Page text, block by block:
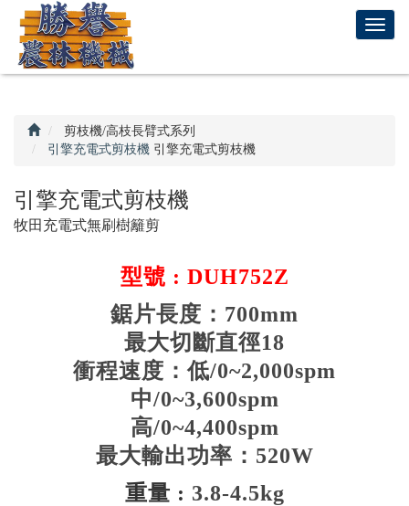
T
回
首
頁
剪枝機/高枝長臂式系列
引擎充電式剪枝機 引擎充電式剪枝機
引擎充電式剪枝機
牧田充電式無刷樹籬剪
型號 : DUH752Z
鋸片長度：700mm
最大切斷直徑18
衝程速度：低/0~2,000spm
中/0~3,600spm
高/0~4,400spm
最大輸出功率：520W
重量 : 3.8-4.5kg